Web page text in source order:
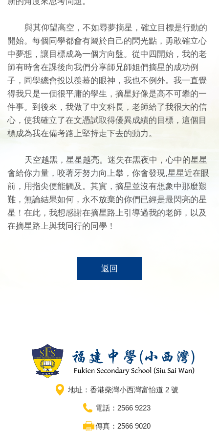
與其仰望高空，不如尋夢摘星，確立目標是行動的
開始。每個同學都會有屬於自己的閃光點，勇敢確立心
中夢想，讓目標成為一個方向盤。從中四開始，我的老
師有時會在課後向我們分享師兄師姐們摘星的成功例
子，同學總會投以羨慕的眼神，我也不例外。我一直覺
得我只是一個很平庸的學生，摘星好像是高不可攀的一
件事。到後來，我做了中文科長，老師給了我很大的信
心，使我確立了在文憑試取得優異成績的目標，這個目
標成為我在備考路上堅持走下去的動力。
天空越黑，星星越亮。迷失在黑夜中，心中的星星
會給你力量，咬著牙努力向上攀，你會發現,星星近在眼
前，用指尖便能觸及。其實，摘星並沒有想象中那麼艱
難，無論結果如何，永不放棄的你們已經是最閃亮的星
星！在此，我想感謝在摘星路上引導過我的老師，以及
在摘星路上與我同行的同學！
返回
地址：香港柴灣小西灣富怡道 2 號
電話：2566 9223
傳真：2566 9020